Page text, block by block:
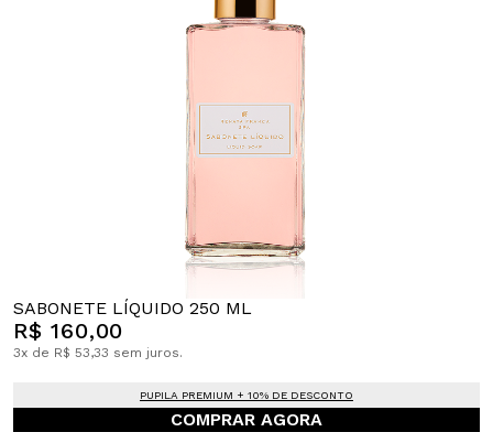
SABONETE LÍQUIDO 250 ML
R$ 160,00
3x de R$ 53,33 sem juros.
PUPILA PREMIUM + 10% DE DESCONTO
COMPRAR AGORA